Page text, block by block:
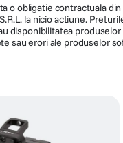
o obligatie contractuala
la nicio actiune.
sau erori ale produselor